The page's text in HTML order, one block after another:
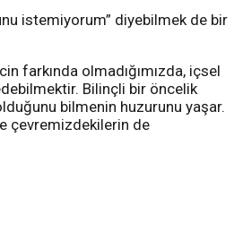
istemiyorum” diyebilmek de bir
farkında olmadığımızda, içsel
Bilinçli bir öncelik
bilmenin huzurunu yaşar.
çevremizdekilerin de